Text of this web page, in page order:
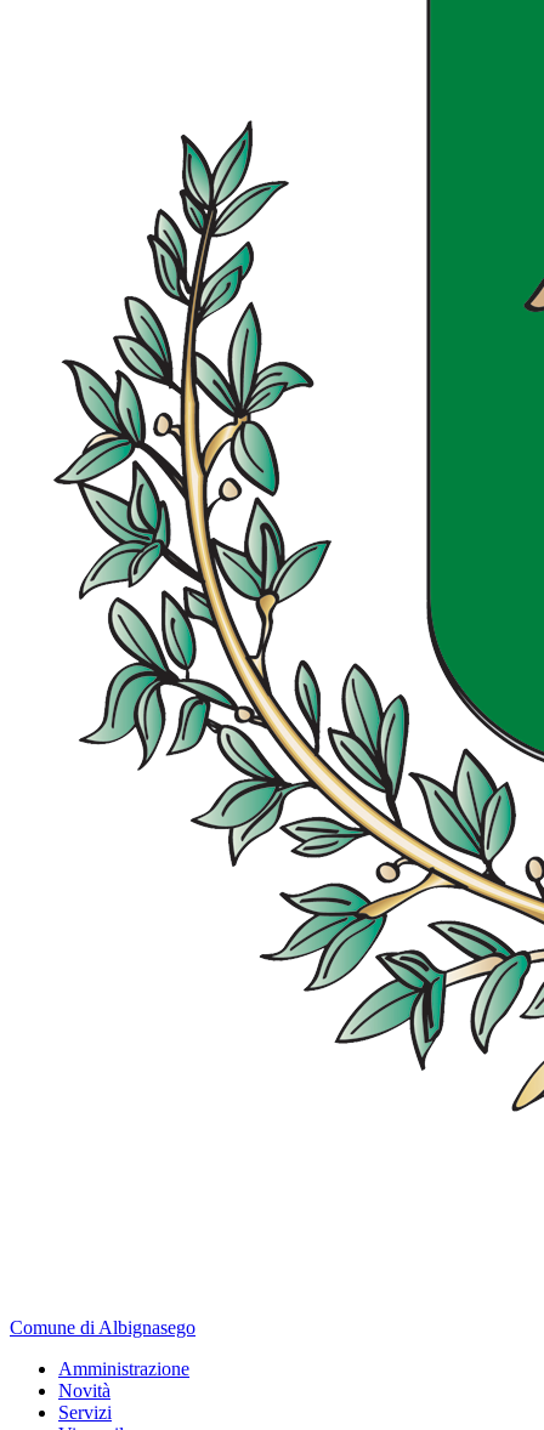
Comune di Albignasego
Amministrazione
Novità
Servizi